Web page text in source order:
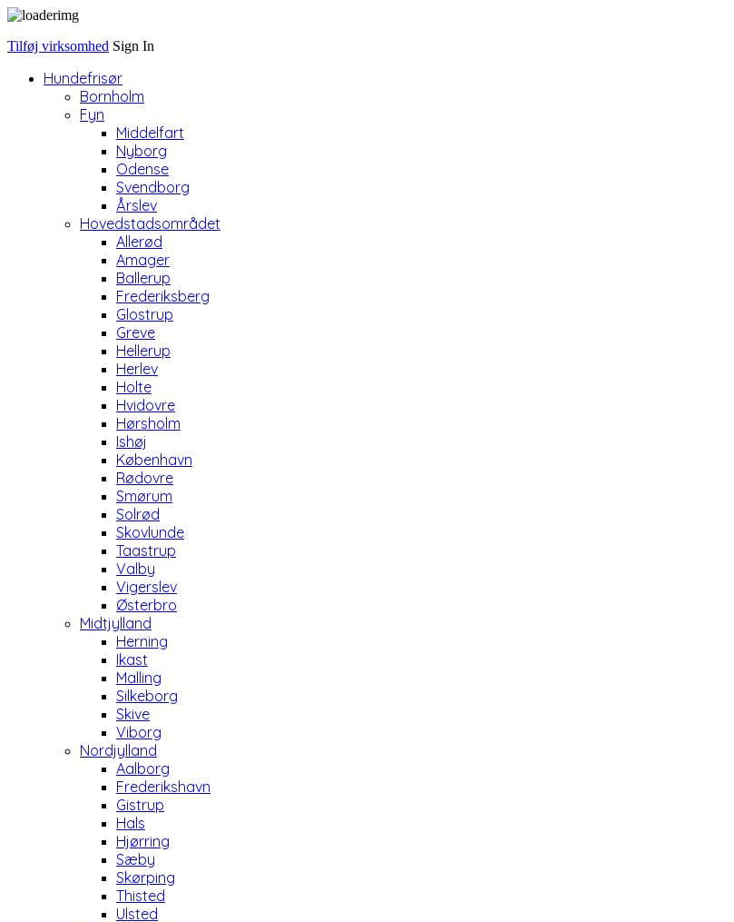
Tilføj virksomhed Sign In
Hundefrisør
Bornholm
Fyn
Middelfart
Nyborg
Odense
Svendborg
Årslev
Hovedstadsområdet
Allerød
Amager
Ballerup
Frederiksberg
Glostrup
Greve
Hellerup
Herlev
Holte
Hvidovre
Hørsholm
Ishøj
København
Rødovre
Smørum
Solrød
Skovlunde
Taastrup
Valby
Vigerslev
Østerbro
Midtjylland
Herning
Ikast
Malling
Silkeborg
Skive
Viborg
Nordjylland
Aalborg
Frederikshavn
Gistrup
Hals
Hjørring
Sæby
Skørping
Thisted
Ulsted